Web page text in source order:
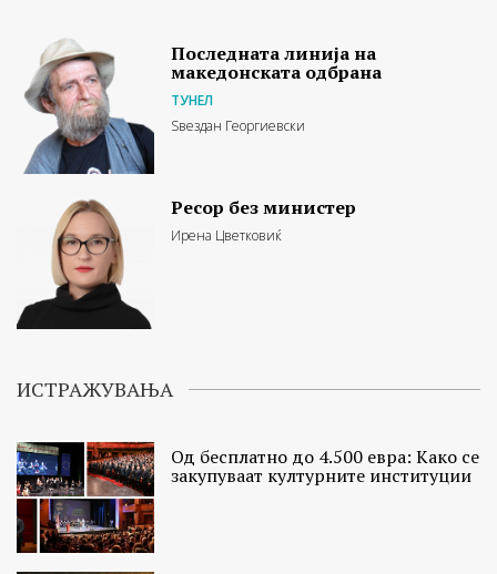
Последната линија на
македонската одбрана
ТУНЕЛ
Ѕвездан Георгиевски
Ресор без министер
Ирена Цветковиќ
ИСТРАЖУВАЊА
Од бесплатно до 4.500 евра: Како се
закупуваат културните институции